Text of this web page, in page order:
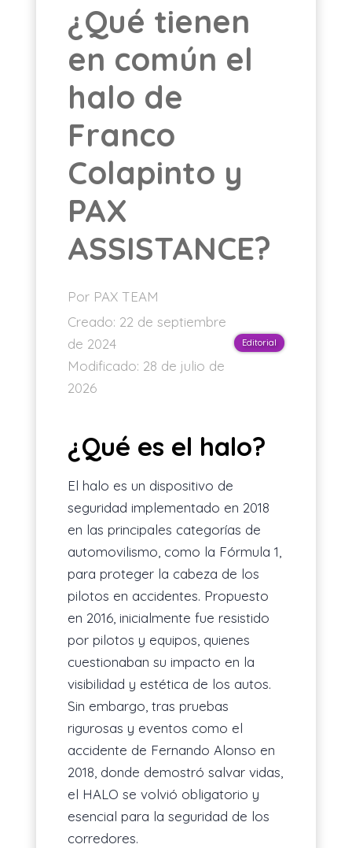
¿Qué tienen
en común el
halo de
Franco
Colapinto y
PAX
ASSISTANCE?
Por PAX TEAM
Creado: 22 de septiembre
de 2024
Modificado: 28 de julio de
2026
Editorial
¿Qué es el halo?
El halo es un dispositivo de
seguridad implementado en 2018
en las principales categorías de
automovilismo, como la Fórmula 1,
para proteger la cabeza de los
pilotos en accidentes. Propuesto
en 2016, inicialmente fue resistido
por pilotos y equipos, quienes
cuestionaban su impacto en la
visibilidad y estética de los autos.
Sin embargo, tras pruebas
rigurosas y eventos como el
accidente de Fernando Alonso en
2018, donde demostró salvar vidas,
el HALO se volvió obligatorio y
esencial para la seguridad de los
corredores.